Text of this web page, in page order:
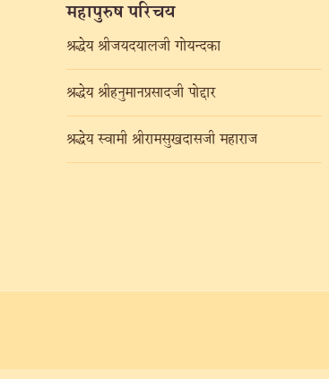
महापुरुष परिचय
श्रद्धेय श्रीजयदयालजी गोयन्दका
श्रद्धेय श्रीहनुमानप्रसादजी पोद्दार
श्रद्धेय स्वामी श्रीरामसुखदासजी महाराज